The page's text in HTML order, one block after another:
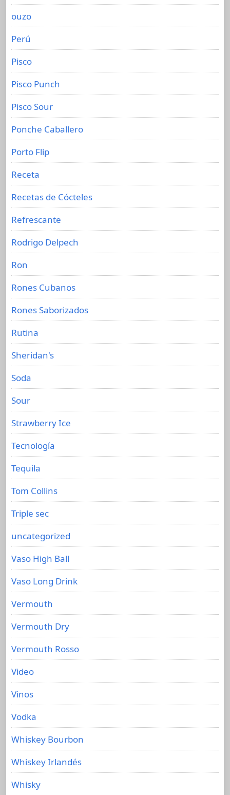
ouzo
Perú
Pisco
Pisco Punch
Pisco Sour
Ponche Caballero
Porto Flip
Receta
Recetas de Cócteles
Refrescante
Rodrigo Delpech
Ron
Rones Cubanos
Rones Saborizados
Rutina
Sheridan's
Soda
Sour
Strawberry Ice
Tecnología
Tequila
Tom Collins
Triple sec
uncategorized
Vaso High Ball
Vaso Long Drink
Vermouth
Vermouth Dry
Vermouth Rosso
Video
Vinos
Vodka
Whiskey Bourbon
Whiskey Irlandés
Whisky